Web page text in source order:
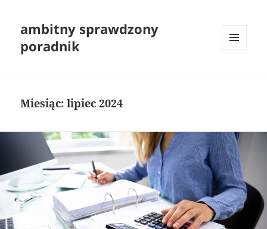
ambitny sprawdzony
poradnik
Miesiąc:lipiec 2024